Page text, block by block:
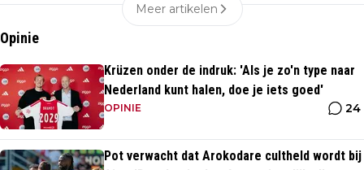
Meer artikelen
Opinie
Krüzen onder de indruk: 'Als je zo'n type naar
Nederland kunt halen, doe je iets goed'
OPINIE 24
Pot verwacht dat Arokodare cultheld wordt bij